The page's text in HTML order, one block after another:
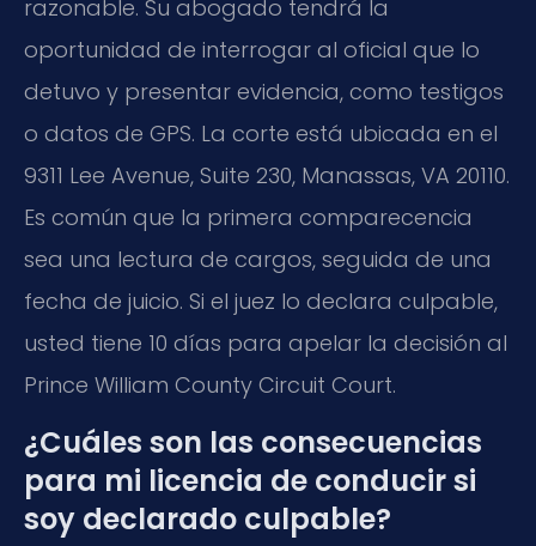
razonable. Su abogado tendrá la
oportunidad de interrogar al oficial que lo
detuvo y presentar evidencia, como testigos
o datos de GPS. La corte está ubicada en el
9311 Lee Avenue, Suite 230, Manassas, VA 20110.
Es común que la primera comparecencia
sea una lectura de cargos, seguida de una
fecha de juicio. Si el juez lo declara culpable,
usted tiene 10 días para apelar la decisión al
Prince William County Circuit Court.
¿Cuáles son las consecuencias
para mi licencia de conducir si
soy declarado culpable?